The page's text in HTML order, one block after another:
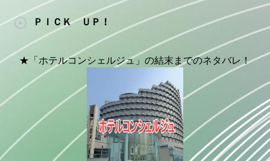
ＰＩＣＫ ＵＰ！
★「ホテルコンシェルジュ」の結末までのネタバレ！